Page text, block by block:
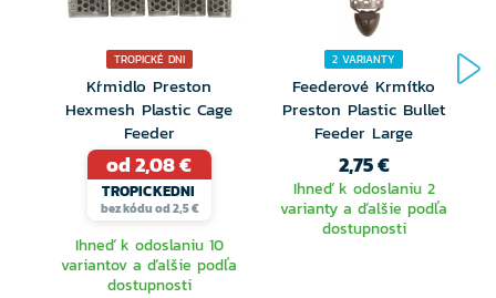
kŕmidlá.
TROPICKÉ DNI
Kŕmidlo Preston
Hexmesh Plastic Cage
Feeder
od 2,08 €
TROPICKEDNI
bez kódu od 2,5 €
Ihneď k odoslaniu 10
variantov a ďalšie podľa
dostupnosti
2 VARIANTY
Feederové Krmítko
Preston Plastic Bullet
Feeder Large
2,75 €
Ihneď k odoslaniu 2
varianty a ďalšie podľa
dostupnosti